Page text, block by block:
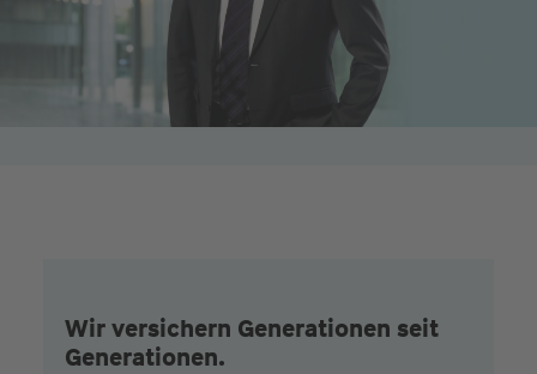
Wir versichern Generationen seit
Generationen.